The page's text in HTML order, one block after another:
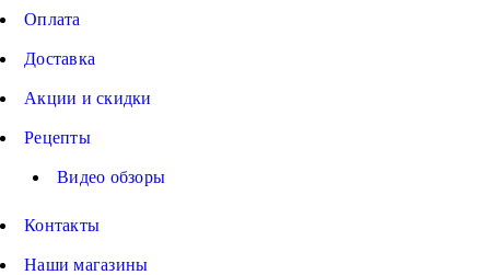
Оплата
Доставка
Акции и скидки
Рецепты
Видео обзоры
Контакты
Наши магазины